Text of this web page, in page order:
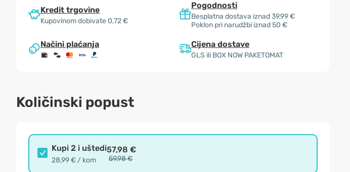
Kredit trgovine
Kupovinom dobivate 0,72 €
Pogodnosti
Besplatna dostava iznad 39,99 €
Poklon pri narudžbi iznad 50 €
Načini plaćanja Cijena dostave
GLS ili BOX NOW PAKETOMAT
Količinski popust
Kupi 2 i uštedi
28,99 € / kom
57,98 €
59,98 €